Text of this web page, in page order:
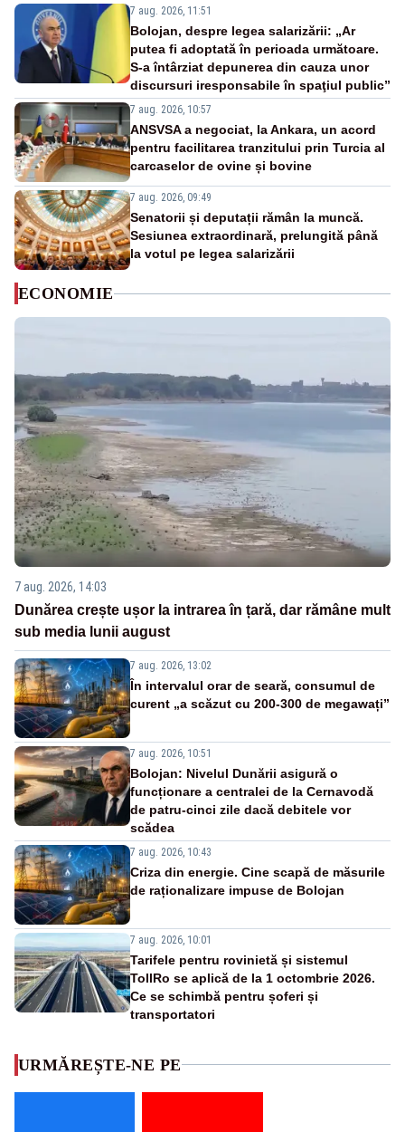
7 aug. 2026, 11:51
Bolojan, despre legea salarizării: „Ar
putea fi adoptată în perioada următoare.
S-a întârziat depunerea din cauza unor
discursuri iresponsabile în spaţiul public”
7 aug. 2026, 10:57
ANSVSA a negociat, la Ankara, un acord
pentru facilitarea tranzitului prin Turcia al
carcaselor de ovine și bovine
7 aug. 2026, 09:49
Senatorii și deputații rămân la muncă.
Sesiunea extraordinară, prelungită până
la votul pe legea salarizării
ECONOMIE
7 aug. 2026, 14:03
Dunărea crește ușor la intrarea în țară, dar rămâne mult
sub media lunii august
7 aug. 2026, 13:02
În intervalul orar de seară, consumul de
curent „a scăzut cu 200-300 de megawați”
7 aug. 2026, 10:51
Bolojan: Nivelul Dunării asigură o
funcționare a centralei de la Cernavodă
de patru-cinci zile dacă debitele vor
scădea
7 aug. 2026, 10:43
Criza din energie. Cine scapă de măsurile
de raționalizare impuse de Bolojan
7 aug. 2026, 10:01
Tarifele pentru rovinietă și sistemul
TollRo se aplică de la 1 octombrie 2026.
Ce se schimbă pentru șoferi și
transportatori
URMĂREȘTE-NE PE